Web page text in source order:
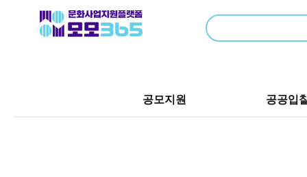
공모지원 공공입